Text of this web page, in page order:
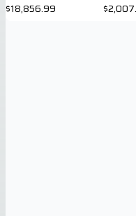
$18,856.99